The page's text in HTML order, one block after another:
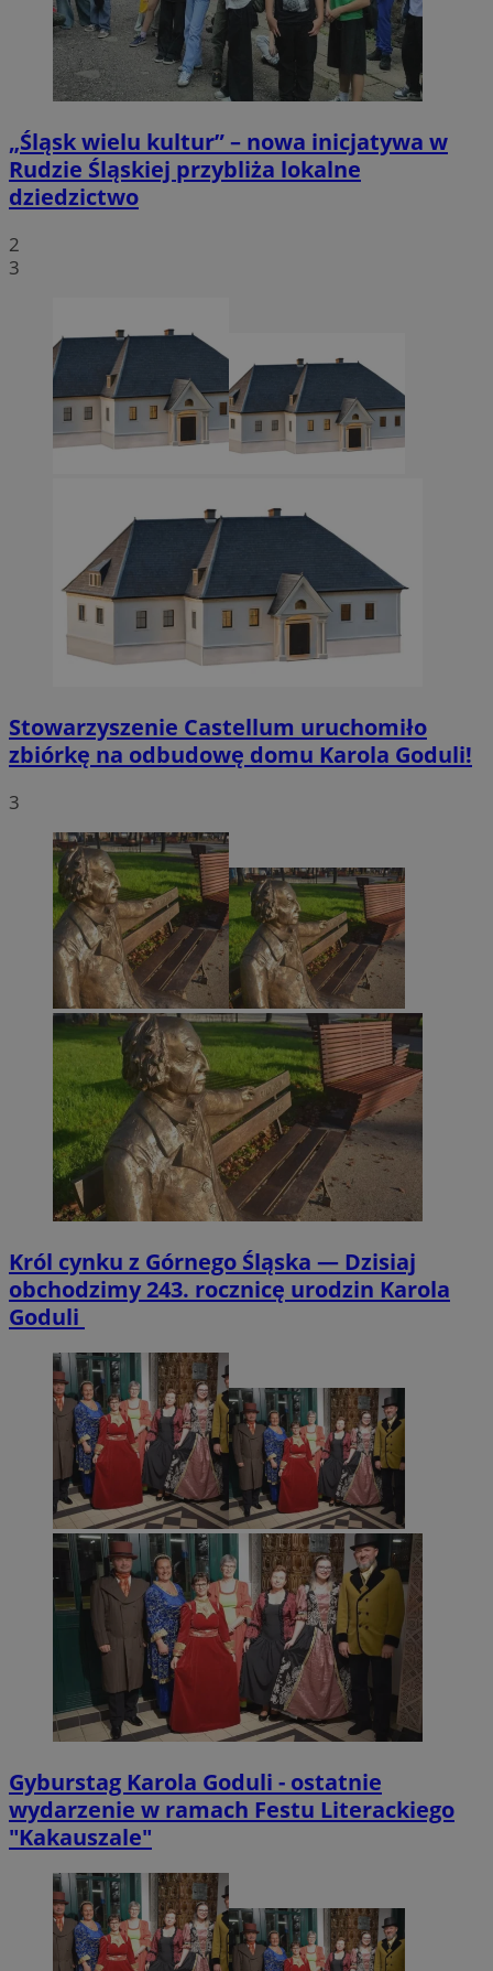
„Śląsk wielu kultur” – nowa inicjatywa w
Rudzie Śląskiej przybliża lokalne
dziedzictwo
2
3
Stowarzyszenie Castellum uruchomiło
zbiórkę na odbudowę domu Karola Goduli!
3
Król cynku z Górnego Śląska — Dzisiaj
obchodzimy 243. rocznicę urodzin Karola
Goduli
Gyburstag Karola Goduli - ostatnie
wydarzenie w ramach Festu Literackiego
"Kakauszale"